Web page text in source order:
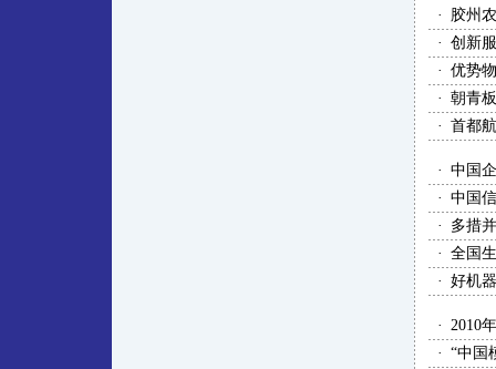
·
胶州
· 创新
· 优势
· 朝青
· 首都
· 中国
· 中国
·
多措
· 全国
· 好机
· 2010
· “中国